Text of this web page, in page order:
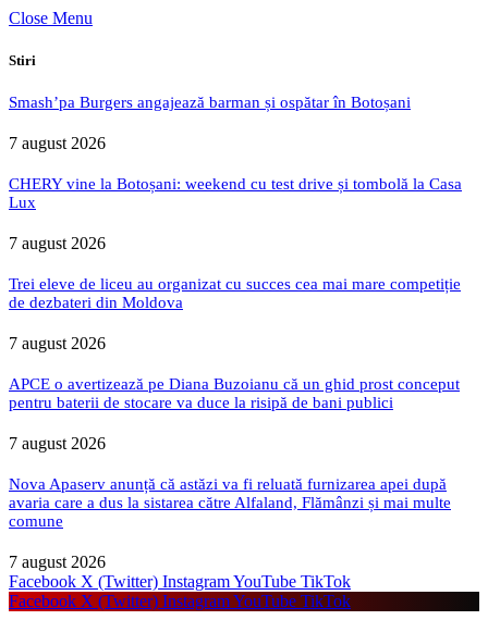
Close Menu
Stiri
Smash’pa Burgers angajează barman și ospătar în Botoșani
7 august 2026
CHERY vine la Botoșani: weekend cu test drive și tombolă la Casa
Lux
7 august 2026
Trei eleve de liceu au organizat cu succes cea mai mare competiție
de dezbateri din Moldova
7 august 2026
APCE o avertizează pe Diana Buzoianu că un ghid prost conceput
pentru baterii de stocare va duce la risipă de bani publici
7 august 2026
Nova Apaserv anunță că astăzi va fi reluată furnizarea apei după
avaria care a dus la sistarea către Alfaland, Flămânzi și mai multe
comune
7 august 2026
Facebook X (Twitter) InstagramYouTube TikTok
Facebook X (Twitter) InstagramYouTube TikTok